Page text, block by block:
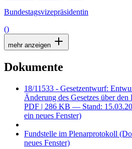
Bundestagsvizepräsidentin
()
mehr anzeigen
Dokumente
18/11533 - Gesetzentwurf:
Änderung des Gesetzes über
PDF | 286 KB — Stand:
ein neues Fenster)
Fundstelle im Plenarprotokoll
neues Fenster)